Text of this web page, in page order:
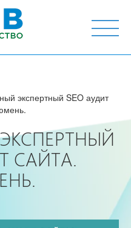
44, офис 204
экспертный SEO аудит
САЙТА.